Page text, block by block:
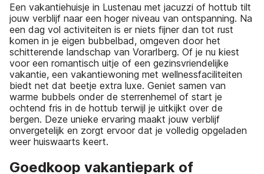
Een vakantiehuisje in Lustenau met jacuzzi of hottub tilt
jouw verblijf naar een hoger niveau van ontspanning. Na
een dag vol activiteiten is er niets fijner dan tot rust
komen in je eigen bubbelbad, omgeven door het
schitterende landschap van Vorarlberg. Of je nu kiest
voor een romantisch uitje of een gezinsvriendelijke
vakantie, een vakantiewoning met wellnessfaciliteiten
biedt net dat beetje extra luxe. Geniet samen van
warme bubbels onder de sterrenhemel of start je
ochtend fris in de hottub terwijl je uitkijkt over de
bergen. Deze unieke ervaring maakt jouw verblijf
onvergetelijk en zorgt ervoor dat je volledig opgeladen
weer huiswaarts keert.
Goedkoop vakantiepark of